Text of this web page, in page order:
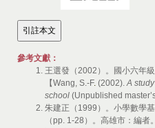
參考文獻：
王選發（2002）。國小六年
【Wang, S.-F.(2002).A
school(Unpublished
朱建正（1999）。小學數學
（pp. 1-28）。高雄市：編者。